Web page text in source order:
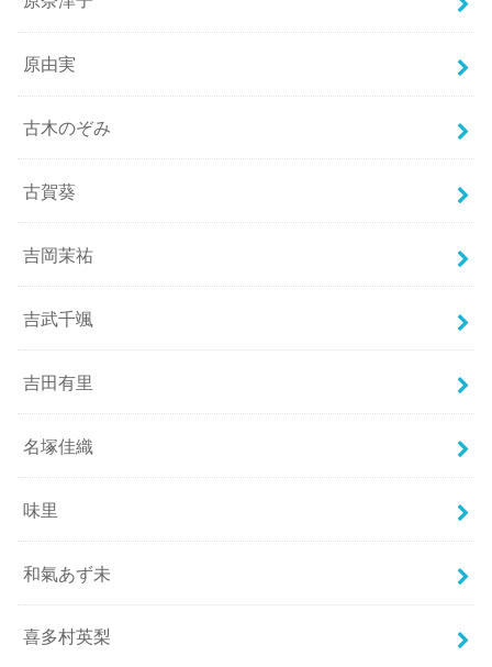
原由実
古木のぞみ
古賀葵
吉岡茉祐
吉武千颯
吉田有里
名塚佳織
味里
和氣あず未
喜多村英梨